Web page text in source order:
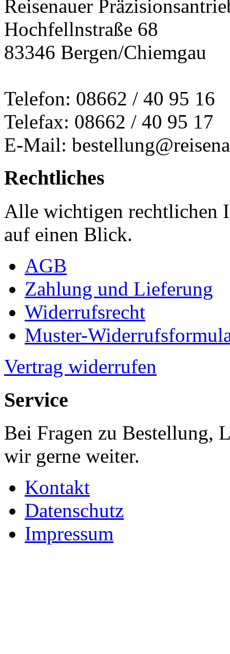
Reisenauer
Hochfellnstraße 68
83346 Bergen/Chiemgau
Telefon: 08662 / 40 95 16
Telefax: 08662 / 40 95 17
E-Mail:
Rechtliches
Alle wichtigen rechtlichen
auf einen Blick.
AGB
Zahlung und Lieferung
Widerrufsrecht
Muster-
Vertrag widerrufen
Service
Bei Fragen zu Bestellung,
wir gerne weiter.
Kontakt
Datenschutz
Impressum